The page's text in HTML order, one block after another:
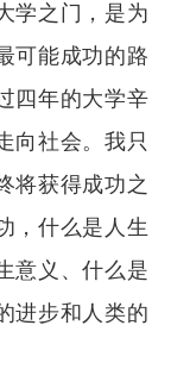
学之门，是为
可能成功的路
四年的大学辛
向社会。我只
将获得成功之
，什么是人生
意义、什么是
进步和人类的